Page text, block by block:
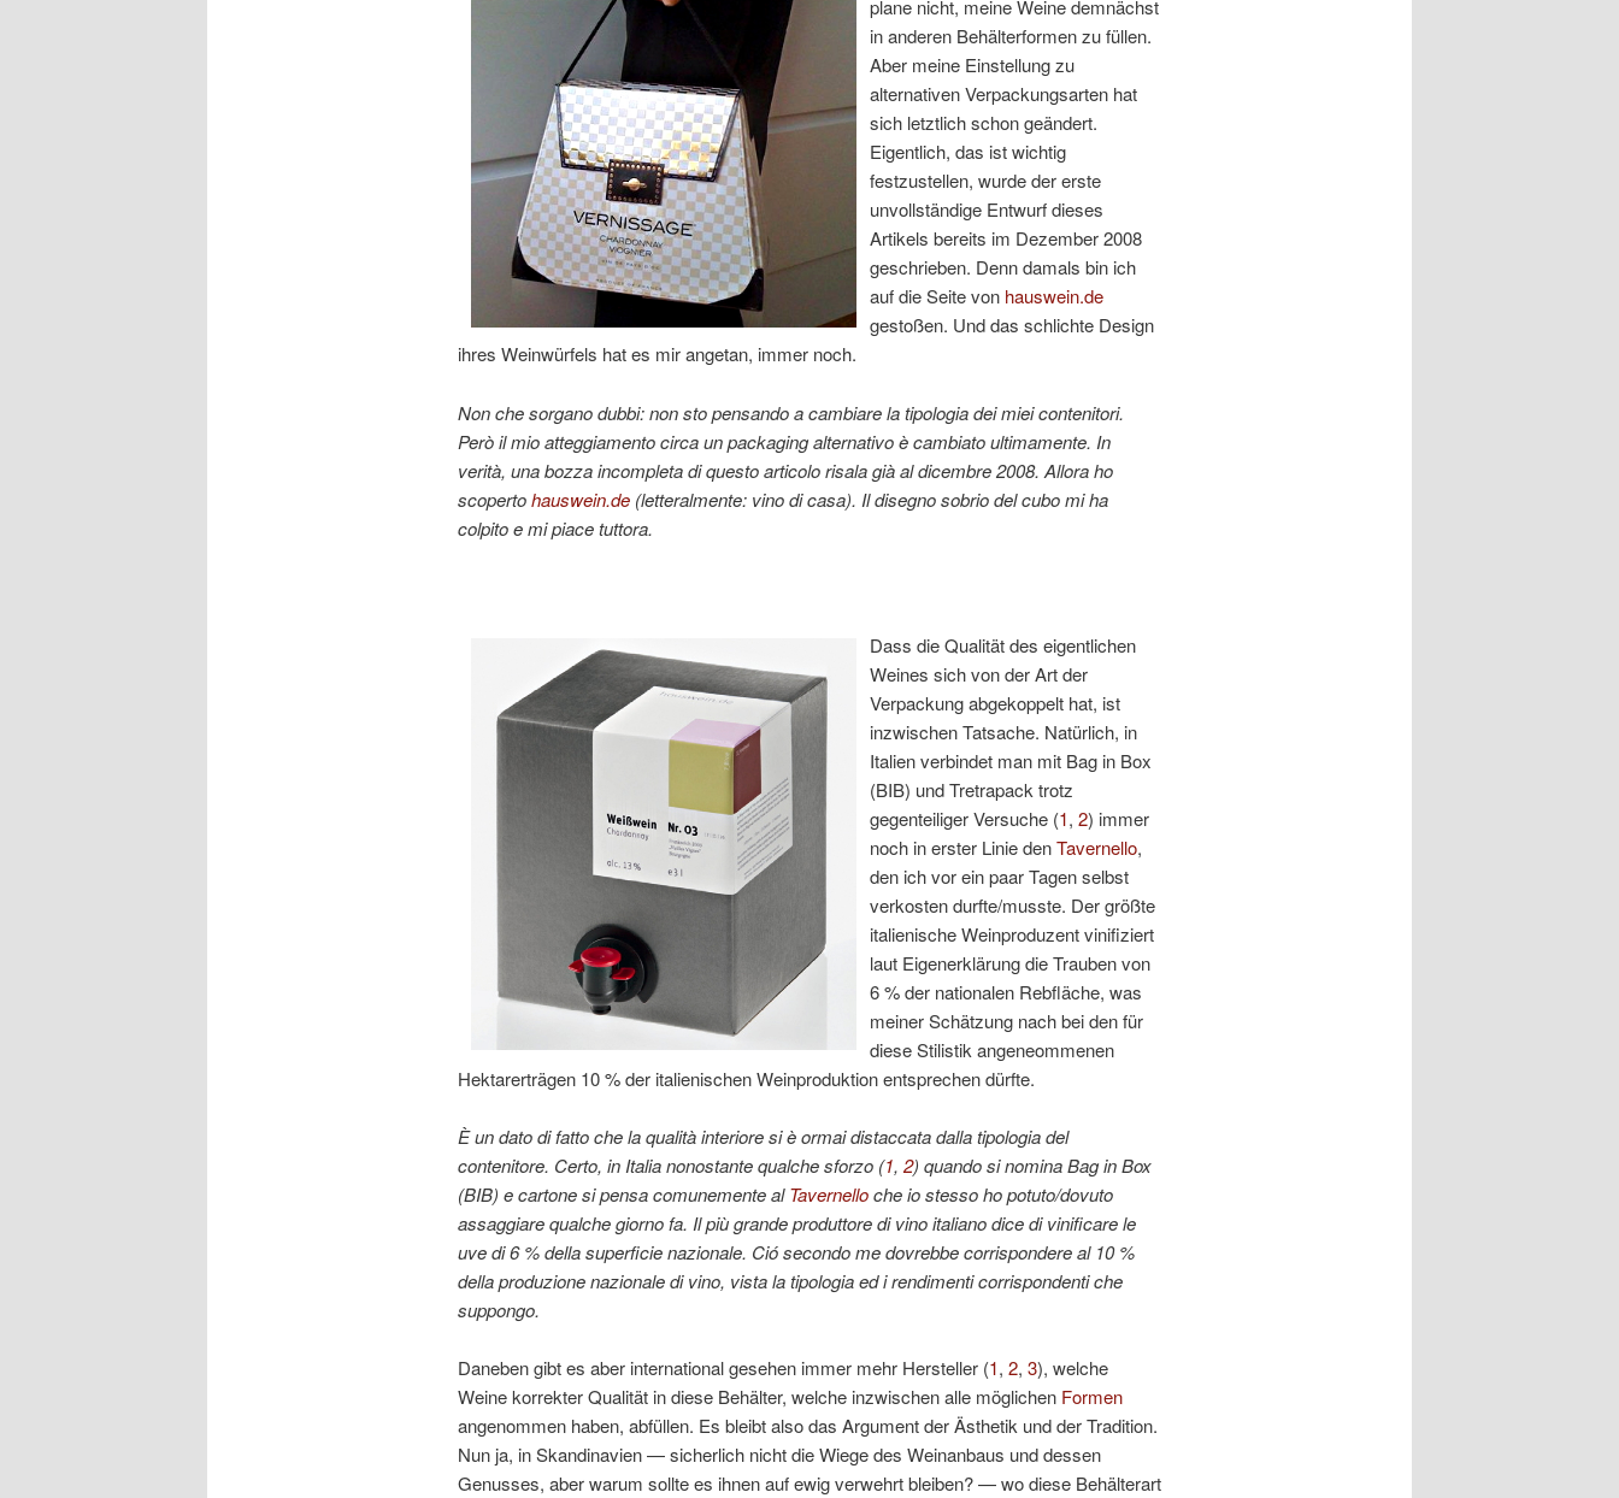
plane nicht, meine Weine demnächst
in anderen Behälterformen zu füllen.
Aber meine Einstellung zu
alternativen Verpackungsarten hat
sich letztlich schon geändert.
Eigentlich, das ist wichtig
festzustellen, wurde der erste
unvollständige Entwurf dieses
Artikels bereits im Dezember 2008
geschrieben. Denn damals bin ich
auf die Seite von hauswein.de
gestoßen. Und das schlichte Design
ihres Weinwürfels hat es mir angetan, immer noch.
Non che sorgano dubbi: non sto pensando a cambiare la tipologia dei miei contenitori.
Però il mio atteggiamento circa un packaging alternativo è cambiato ultimamente. In
verità, una bozza incompleta di questo articolo risala già al dicembre 2008. Allora ho
scopertohauswein.de(letteralmente: vino di casa). Il disegno sobrio del cubo mi ha
colpito e mi piace tuttora.
Dass die Qualität des eigentlichen
Weines sich von der Art der
Verpackung abgekoppelt hat, ist
inzwischen Tatsache. Natürlich, in
Italien verbindet man mit Bag in Box
(BIB) und Tretrapack trotz
gegenteiliger Versuche (1, 2) immer
noch in erster Linie denTavernello,
den ich vor ein paar Tagen selbst
verkosten durfte/musste. Der größte
italienische Weinproduzent vinifiziert
laut Eigenerklärung die Trauben von
6 % der nationalen Rebfläche, was
meiner Schätzung nach bei den für
diese Stilistik angeneommenen
Hektarerträgen 10 % der italienischen Weinproduktion entsprechen dürfte.
È un dato di fatto che la qualità interiore si è ormai distaccata dalla tipologia del
contenitore. Certo, in Italianonostante qualche sforzo (1, 2) quando si nomina Bag in Box
(BIB) e cartone si pensa comunemente alTavernelloche io stesso ho potuto/dovuto
assaggiare qualche giorno fa. Il più grande produttore di vino italiano dice di vinificare le
uve di 6 % della superficie nazionale. Ció secondo me dovrebbe corrispondere al 10 %
della produzione nazionale di vino, vista la tipologia ed i rendimenti corrispondenti che
suppongo.
Daneben gibt es aber international gesehen immer mehr Hersteller (1, 2, 3), welche
Weine korrekter Qualität in diese Behälter, welche inzwischen alle möglichen Formen
angenommen haben, abfüllen. Es bleibt also das Argument der Ästhetik und der Tradition.
Nun ja, in Skandinavien — sicherlich nicht die Wiege des Weinanbaus und dessen
Genusses, aber warum sollte es ihnen auf ewig verwehrt bleiben? — wo diese Behälterart